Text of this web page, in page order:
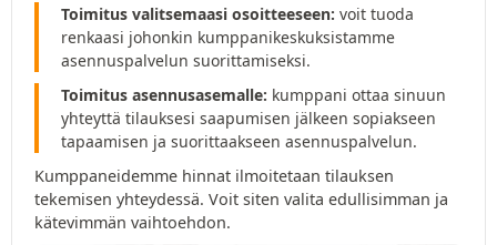
Toimitus valitsemaasi osoitteeseen: voit tuoda
renkaasi johonkin kumppanikeskuksistamme
asennuspalvelun suorittamiseksi.
Toimitus asennusasemalle: kumppani ottaa sinuun
yhteyttä tilauksesi saapumisen jälkeen sopiakseen
tapaamisen ja suorittaakseen asennuspalvelun.
Kumppaneidemme hinnat ilmoitetaan tilauksen
tekemisen yhteydessä. Voit siten valita edullisimman ja
kätevimmän vaihtoehdon.